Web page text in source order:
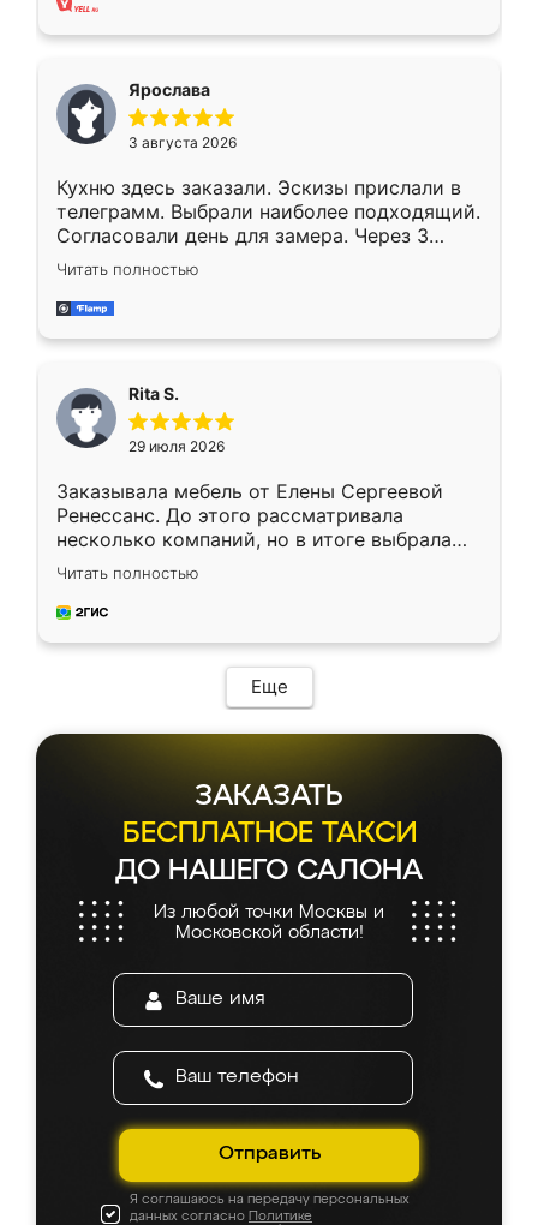
Ярослава
3 августа 2026
Кухню здесь заказали. Эскизы прислали в
телеграмм. Выбрали наиболее подходящий.
Согласовали день для замера. Через 3
недели кухня была уже готова. Остались
довольны работой. Спасибо Ренессанс
мебель за качественную работу!
Читать полностью
Rita S.
29 июля 2026
Заказывала мебель от Елены Сергеевой
Ренессанс. До этого рассматривала
несколько компаний, но в итоге выбрала
эту. Сначала обговорили условия, потом
приехал замерщик, всё спокойно объяснил
и снял размеры. Изготовили в срок, с
мебель сразу встала на свое место без
каких-либо доработок. Качеством осталась
довольна, все выглядит так, как и ожидала.
Читать полностью
Еще
ЗАКАЗАТЬ
БЕСПЛАТНОЕ ТАКСИ
ДО НАШЕГО САЛОНА
Из любой точки Москвы и
Московской области!
Отправить
Я соглашаюсь на передачу персональных
данных согласно Политике